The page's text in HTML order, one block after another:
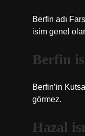
Berfin adı
isim genel
Berfin
Berfin’in
görmez.
Hazal